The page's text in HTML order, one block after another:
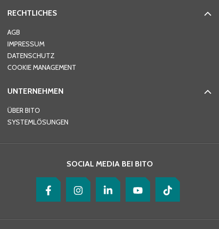
Ort*
Telefon
RECHTLICHES
AGB
IMPRESSUM
DATENSCHUTZ
COOKIE MANAGEMENT
UNTERNEHMEN
ÜBER BITO
SYSTEMLÖSUNGEN
SOCIAL MEDIA BEI BITO